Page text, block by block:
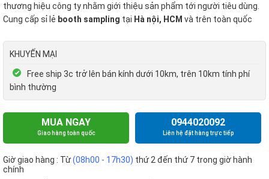
thương hiệu công ty nhằm giới thiệu sản phẩm tới người tiêu dùng.
Cung cấp sỉ lẻ booth sampling tại Hà nội, HCM và trên toàn quốc
KHUYẾN MẠI
Free ship 3c trở lên bán kính dưới 10km, trên 10km tính phí
bình thường
MUA NGAY
Giao hàng toàn quốc
0944020092
Liên hệ đặt hàng trực tiếp
Giờ giao hàng : Từ(08h00 - 17h30) thứ 2 đến thứ 7 trong giờ hành
chính